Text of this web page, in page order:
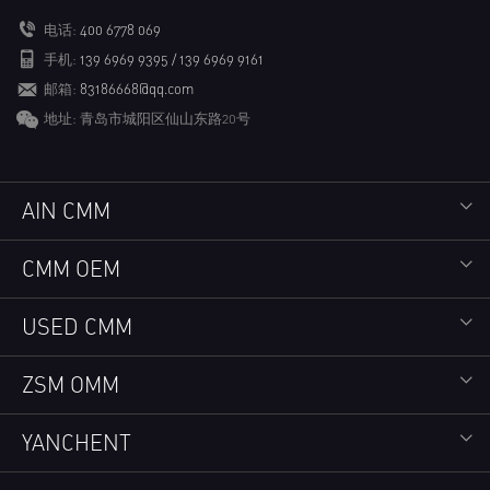
电话: 400 6778 069
手机: 139 6969 9395 / 139 6969 9161
邮箱: 83186668@qq.com
地址: 青岛市城阳区仙山东路20号
AIN CMM
CMM OEM
USED CMM
ZSM OMM
YANCHENT